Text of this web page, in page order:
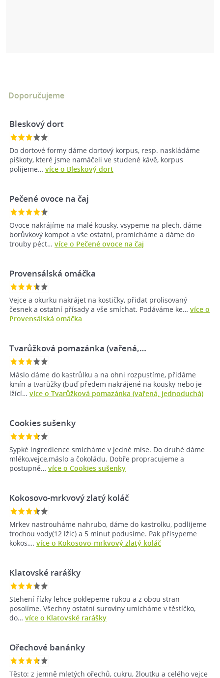
Doporučujeme
Bleskový dort
Do dortové formy dáme dortový korpus, resp. naskládáme
piškoty, které jsme namáčeli ve studené kávě, korpus
polijeme… více o Bleskový dort
Pečené ovoce na čaj
Ovoce nakrájíme na malé kousky, vsypeme na plech, dáme
borůvkový kompot a vše ostatní, promícháme a dáme do
trouby péct… více o Pečené ovoce na čaj
Provensálská omáčka
Vejce a okurku nakrájet na kostičky, přidat prolisovaný
česnek a ostatní přísady a vše smíchat. Podáváme ke… více o
Provensálská omáčka
Tvarůžková pomazánka (vařená,…
Máslo dáme do kastrůlku a na ohni rozpustíme, přidáme
kmín a tvarůžky (buď předem nakrájené na kousky nebo je
lžící… více o Tvarůžková pomazánka (vařená, jednoduchá)
Cookies sušenky
Sypké ingredience smícháme v jedné míse. Do druhé dáme
mléko,vejce,máslo a čokoládu. Dobře propracujeme a
postupně… více o Cookies sušenky
Kokosovo-mrkvový zlatý koláč
Mrkev nastrouháme nahrubo, dáme do kastrolku, podlijeme
trochou vody(12 lžic) a 5 minut podusíme. Pak přisypeme
kokos,… více o Kokosovo-mrkvový zlatý koláč
Klatovské rarášky
Stehení řízky lehce poklepeme rukou a z obou stran
posolíme. Všechny ostatní suroviny umícháme v těstíčko,
do… více o Klatovské rarášky
Ořechové banánky
Těsto: z jemně mletých ořechů, cukru, žloutku a celého vejce